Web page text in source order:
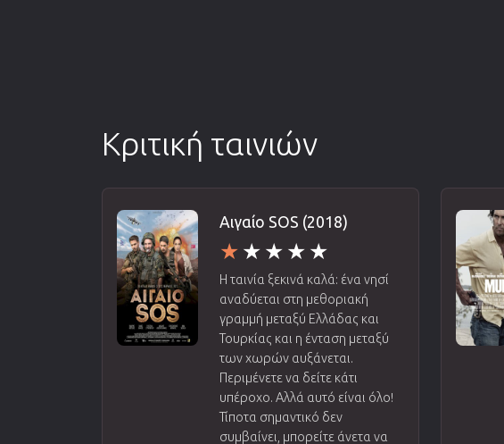
Κριτική ταινιών
Αιγαίο SOS (2018)
Η ταινία ξεκινά καλά: ένα νησί
αναδύεται στη μεθοριακή
γραμμή μεταξύ Ελλάδας και
Τουρκίας και η ένταση μεταξύ
των χωρών αυξάνεται.
Περιμένετε να δείτε κάτι
υπέροχο. Αλλά αυτό είναι όλο!
Τίποτα σημαντικό δεν
συμβαίνει, μπορείτε άνετα να